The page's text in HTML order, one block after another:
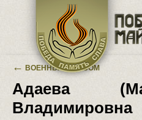
Перейти к основному содержанию
← ВОЕННЫЙ АЛЬБОМ
Адаева
Владимировна